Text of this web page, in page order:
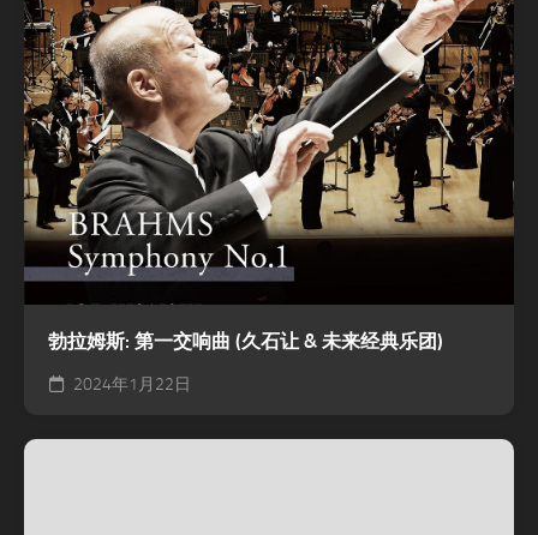
勃拉姆斯: 第一交响曲 (久石让 & 未来经典乐团)
2024年1月22日